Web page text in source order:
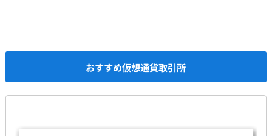
おすすめ仮想通貨取引所